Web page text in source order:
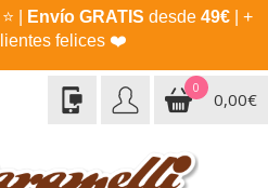
⭐ Envío GRATIS desde 49€| +
felices ❤️
0
0,00€